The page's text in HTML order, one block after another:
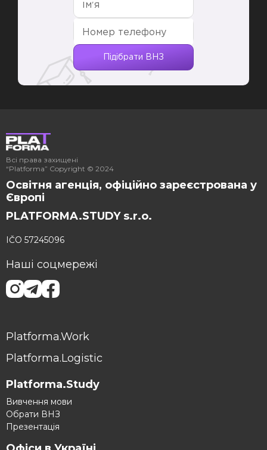
Ім'я
Номер телефону
Підібрати ВНЗ
Всі права захищені
“Platforma” Copyright © 2024
Освітня агенція, офіційно зареєстрована у
Європі
PLATFORMA.STUDY s.r.o.
IČO 57245096
Platforma.Study
Вивчення мови
Обрати ВНЗ
Презентація
Platforma.Work
Platforma.Logistic
Наші соцмережі